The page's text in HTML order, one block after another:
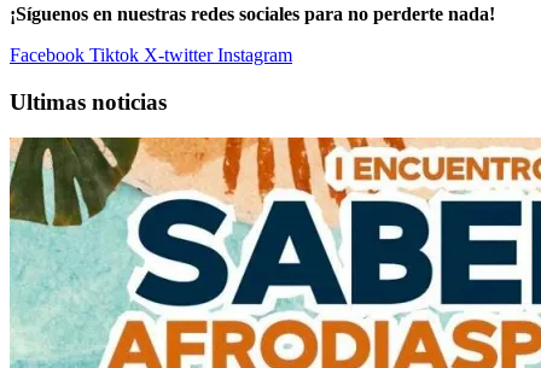
¡Síguenos en nuestras redes sociales para no perderte nada!
Facebook Tiktok X-twitter Instagram
Ultimas noticias